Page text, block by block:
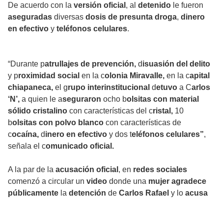
De acuerdo con la versión oficial , al detenido le fueron
aseguradas diversas dosis de presunta droga, dinero
en efectivo y teléfonos celulares.
“Durante patrullajes de prevención, disuasión del delito
y proximidad social en la colonia Miravalle, en la capital
chiapaneca, el grupo interinstitucional detuvo a Carlos
‘N’, a quien le aseguraron ocho bolsitas con material
sólido cristalino con características del cristal, 10
bolsitas con polvo blanco con características de
cocaína, dinero en efectivo y dos teléfonos celulares”,
señala el comunicado oficial.
A la par de la acusación oficial , en redes sociales
comenzó a circular un video donde una mujer agradece
públicamente la detención de Carlos Rafael y lo acusa